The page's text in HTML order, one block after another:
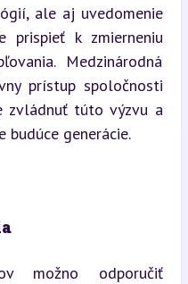
ale aj uvedomenie
prispieť k zmierneniu
Medzinárodná
prístup spoločnosti
zvládnuť túto výzvu a
budúce generácie.
možno odporučiť